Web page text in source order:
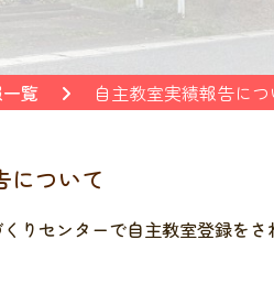
覧 自主教室実績報告につ
について
りセンターで自主教室登録を